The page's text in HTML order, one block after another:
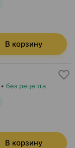
В корзину
• без рецепта
В корзину